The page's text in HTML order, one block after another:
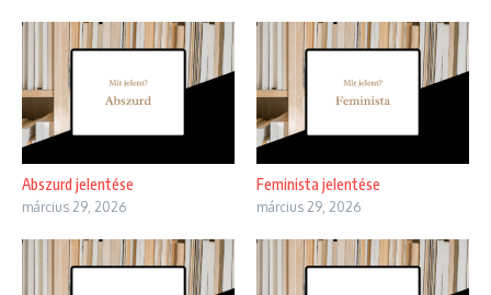
Abszurd jelentése
március 29, 2026
Feminista jelentése
március 29, 2026